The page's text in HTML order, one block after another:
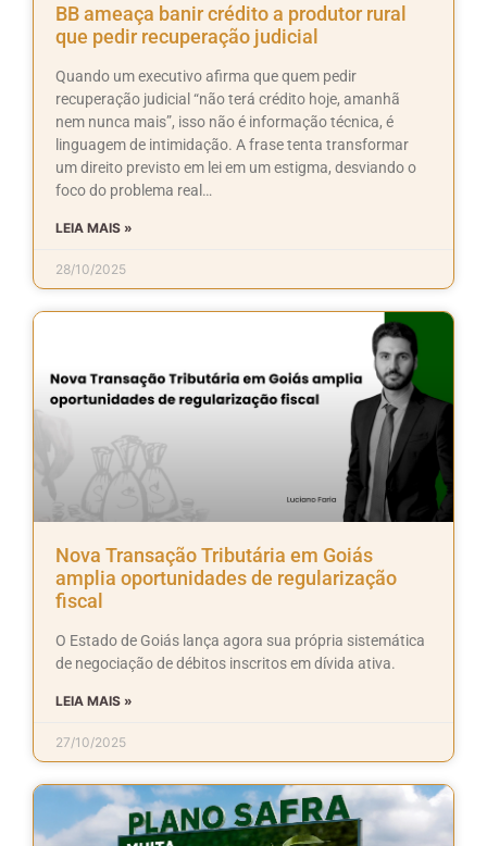
BB ameaça banir crédito a produtor rural
que pedir recuperação judicial
Quando um executivo afirma que quem pedir
recuperação judicial “não terá crédito hoje, amanhã
nem nunca mais”, isso não é informação técnica, é
linguagem de intimidação. A frase tenta transformar
um direito previsto em lei em um estigma, desviando o
foco do problema real…
LEIA MAIS »
28/10/2025
Nova Transação Tributária em Goiás
amplia oportunidades de regularização
fiscal
O Estado de Goiás lança agora sua própria sistemática
de negociação de débitos inscritos em dívida ativa.
LEIA MAIS »
27/10/2025